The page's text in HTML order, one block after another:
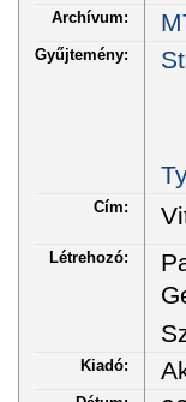
Archívum:
Gyűjtemény:
Cím:
Létrehozó:
Kiadó: